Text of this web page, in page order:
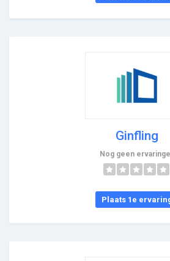
Ginfling
Nog geen
Plaats 1e